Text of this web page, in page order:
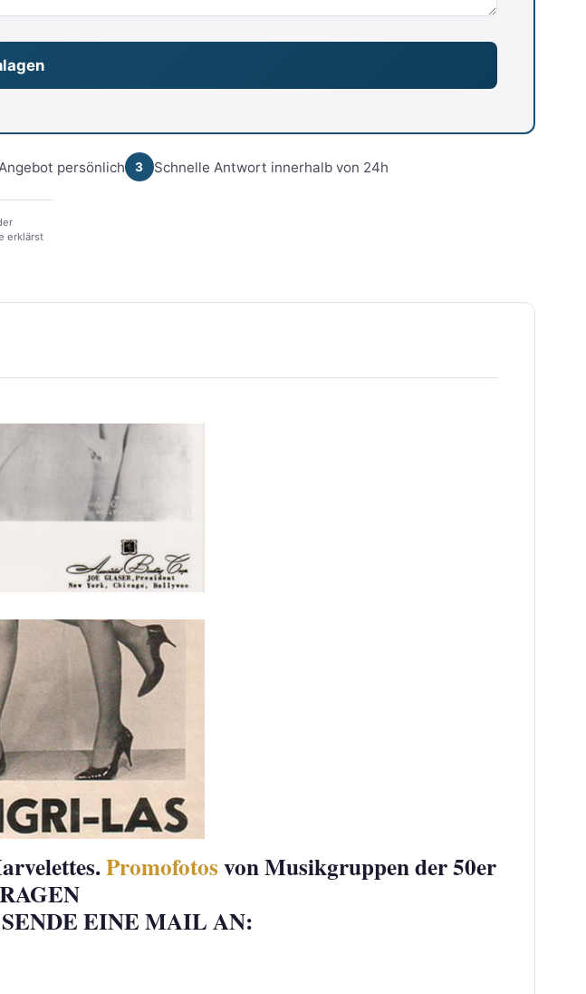
persönlich 3 Schnelle Antwort innerhalb von 24h
erklärst
Promofotosvon Musikgruppen der 50er
EINE MAIL AN: